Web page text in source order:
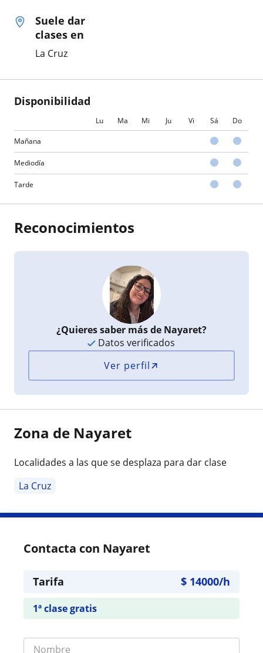
Suele dar
clases en
La Cruz
Disponibilidad
Lu Ma Mi Ju Vi Sá Do
Mañana
Mediodía
Tarde
Reconocimientos
¿Quieres saber más de Nayaret?
Datos verificados
Ver perfil
Zona de Nayaret
Localidades a las que se desplaza para dar clase
La Cruz
Contacta con Nayaret
Tarifa $ 14000/h
1ª clase gratis